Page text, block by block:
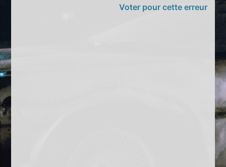
Voter pour cette erreur